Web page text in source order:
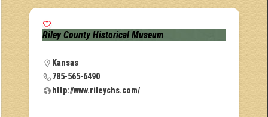
Riley County Historical Museum
Kansas
785-565-6490
http://www.rileychs.com/